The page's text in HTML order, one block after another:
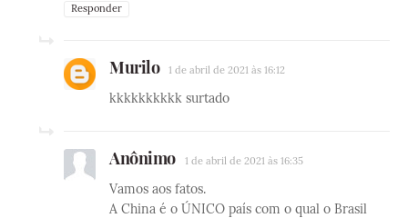
Responder
Murilo 1 de abril de 2021 às 16:12
kkkkkkkkkk surtado
Anônimo 1 de abril de 2021 às 16:35
Vamos aos fatos.
A China é o ÚNICO país com o qual o Brasil